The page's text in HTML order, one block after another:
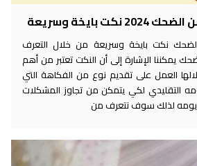
بايخة وسريعة
نكت بايخة وسريعة من خلال التعرف
يمكننا الإشارة إلى أن النكت تعتبر من أهم
العمل على تقديم نوع من الفكاهة التي
التقليدي لكي يتمكن من تجاوز المشكلات
يومه لذلك سوف نتعرف من